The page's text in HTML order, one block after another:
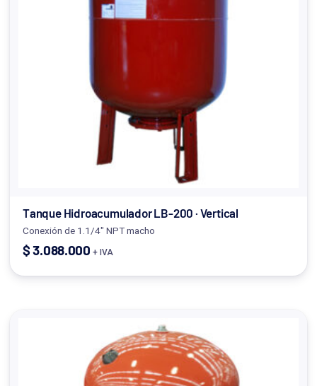
Tanque Hidroacumulador LB-200 · Vertical
Conexión de 1.1/4" NPT macho
$3.088.000 + IVA